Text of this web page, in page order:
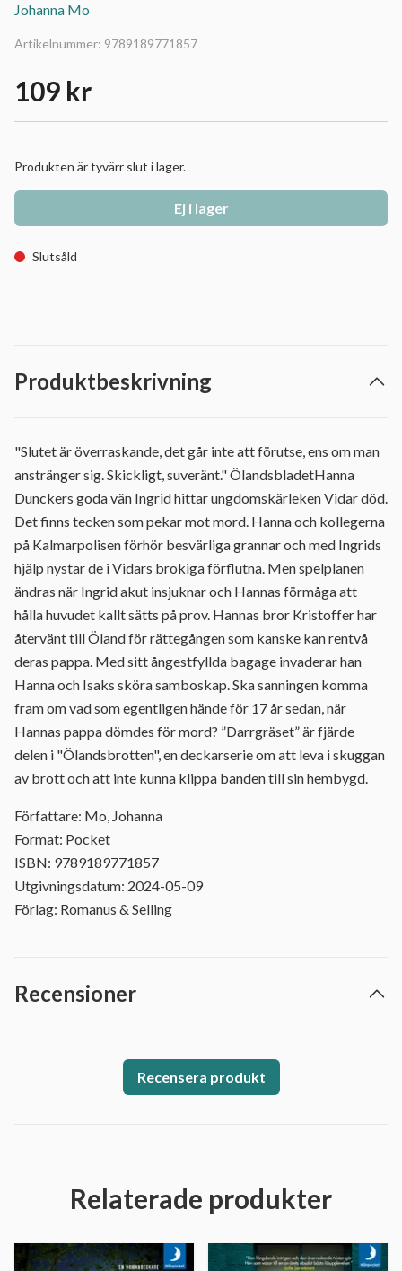
Johanna Mo
Artikelnummer: 9789189771857
109 kr
Produkten är tyvärr slut i lager.
Ej i lager
Slutsåld
Produktbeskrivning
"Slutet är överraskande, det går inte att förutse, ens om man
anstränger sig. Skickligt, suveränt." ÖlandsbladetHanna
Dunckers goda vän Ingrid hittar ungdomskärleken Vidar död.
Det finns tecken som pekar mot mord. Hanna och kollegerna
på Kalmarpolisen förhör besvärliga grannar och med Ingrids
hjälp nystar de i Vidars brokiga förflutna. Men spelplanen
ändras när Ingrid akut insjuknar och Hannas förmåga att
hålla huvudet kallt sätts på prov. Hannas bror Kristoffer har
återvänt till Öland för rättegången som kanske kan rentvå
deras pappa. Med sitt ångestfyllda bagage invaderar han
Hanna och Isaks sköra samboskap. Ska sanningen komma
fram om vad som egentligen hände för 17 år sedan, när
Hannas pappa dömdes för mord? ”Darrgräset” är fjärde
delen i "Ölandsbrotten", en deckarserie om att leva i skuggan
av brott och att inte kunna klippa banden till sin hembygd.
Författare: Mo, Johanna
Format: Pocket
ISBN: 9789189771857
Utgivningsdatum: 2024-05-09
Förlag: Romanus & Selling
Recensioner
Recensera produkt
Relaterade produkter